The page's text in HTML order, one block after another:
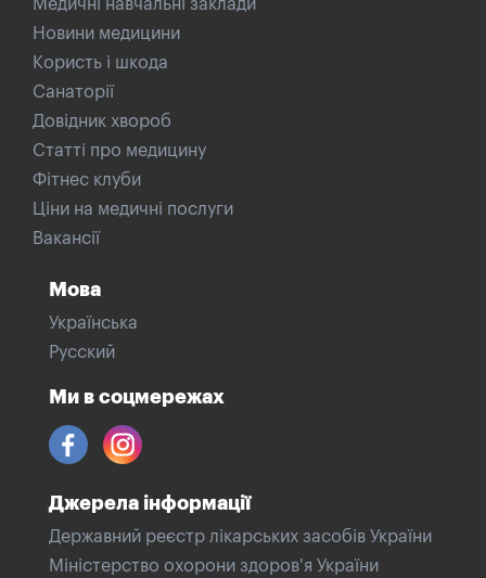
Медичні навчальні заклади
Новини медицини
Користь і шкода
Санаторії
Довідник хвороб
Статті про медицину
Фітнес клуби
Ціни на медичні послуги
Вакансії
Мова
Українська
Русский
Ми в соцмережах
Джерела інформації
Державний реєстр лікарських засобів України
Міністерство охорони здоров'я України